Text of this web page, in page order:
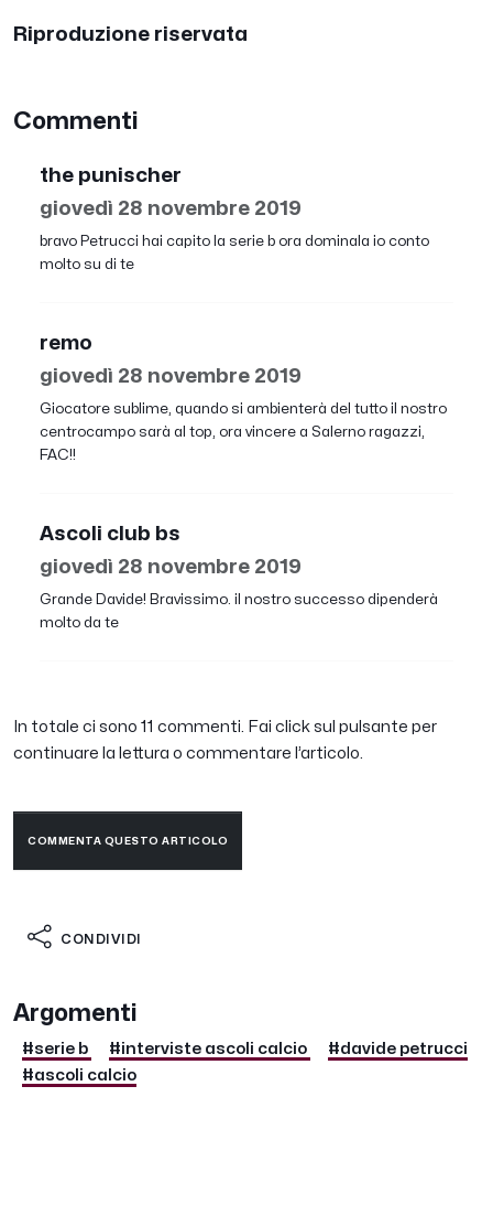
Riproduzione riservata
Commenti
the punischer
giovedì 28 novembre 2019
bravo Petrucci hai capito la serie b ora dominala io conto
molto su di te
remo
giovedì 28 novembre 2019
Giocatore sublime, quando si ambienterà del tutto il nostro
centrocampo sarà al top, ora vincere a Salerno ragazzi,
FAC!!
Ascoli club bs
giovedì 28 novembre 2019
Grande Davide! Bravissimo. il nostro successo dipenderà
molto da te
In totale ci sono 11 commenti. Fai click sul pulsante per
continuare la lettura o commentare l’articolo.
COMMENTA QUESTO ARTICOLO
CONDIVIDI
Argomenti
#serie b #interviste ascoli calcio
#davide petrucci
#ascoli calcio